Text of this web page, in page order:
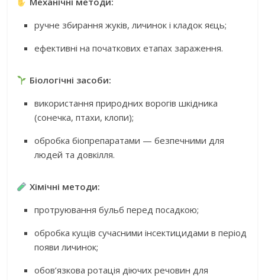
ручне збирання жуків, личинок і кладок яєць;
ефективні на початкових етапах зараження.
Біологічні засоби:
використання природних ворогів шкідника
(сонечка, птахи, клопи);
обробка біопрепаратами — безпечними для
людей та довкілля.
Хімічні методи:
протруювання бульб перед посадкою;
обробка кущів сучасними інсектицидами в період
появи личинок;
обов’язкова ротація діючих речовин для